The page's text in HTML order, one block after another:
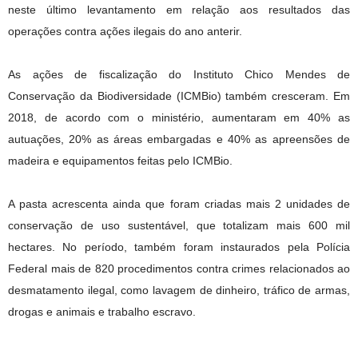
neste último levantamento em relação aos resultados das
operações contra ações ilegais do ano anterir.
As ações de fiscalização do Instituto Chico Mendes de
Conservação da Biodiversidade (ICMBio) também cresceram. Em
2018, de acordo com o ministério, aumentaram em 40% as
autuações, 20% as áreas embargadas e 40% as apreensões de
madeira e equipamentos feitas pelo ICMBio.
A pasta acrescenta ainda que foram criadas mais 2 unidades de
conservação de uso sustentável, que totalizam mais 600 mil
hectares. No período, também foram instaurados pela Polícia
Federal mais de 820 procedimentos contra crimes relacionados ao
desmatamento ilegal, como lavagem de dinheiro, tráfico de armas,
drogas e animais e trabalho escravo.